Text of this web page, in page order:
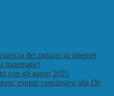
dei ragazzi su internet
matematici
con gli autori 2025
evento conclusivo alla De